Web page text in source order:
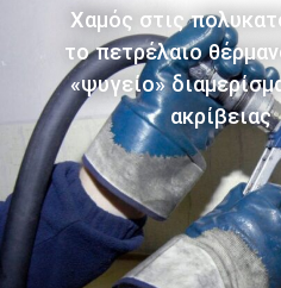
Χαμός στις
το πετρέλαιο
«ψυγείο»
ακρίβειας